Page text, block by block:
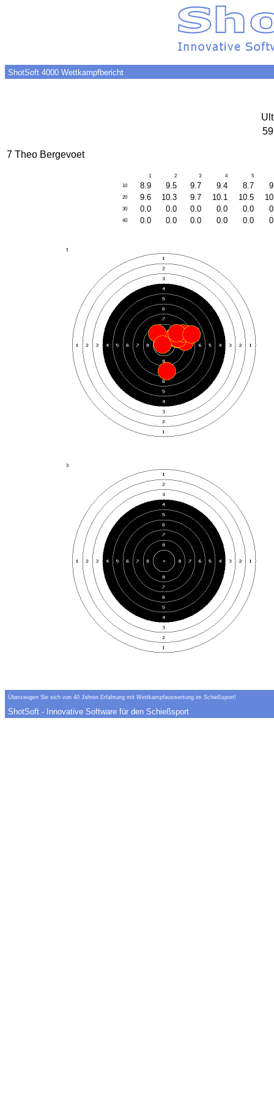
ShotSoft 4000 Wettkampfbericht
7 Theo Bergevoet
1 2 3 4
5
10
8.9 9.5 9.7 9.4 8.7
20 9.6 10.3 9.7 10.1 10.5
30 0.0 0.0 0.0 0.0 0.0
40 0.0 0.0 0.0 0.0 0.0
Überzeugen Sie sich von 40 Jahren Erfahrung mit Wettkampfauswertung im Schießsport!
ShotSoft - Innovative Software für den Schießsport